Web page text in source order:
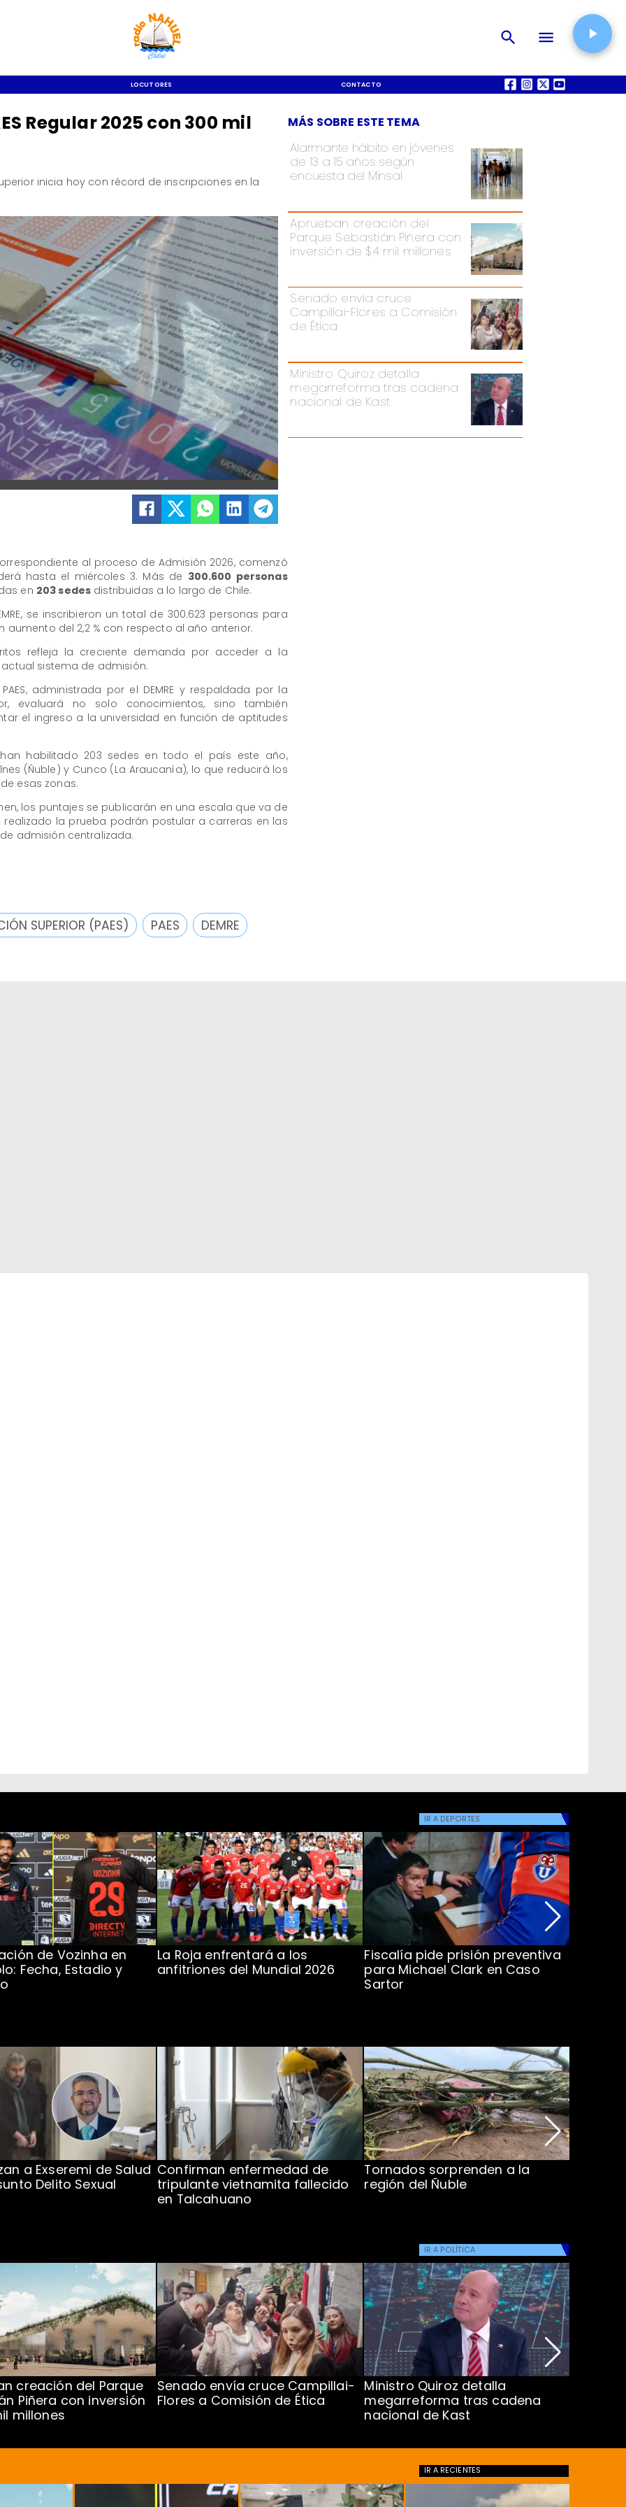
LOCUTORES CONTACTO QUIÉNES SOMOS
Alarmante hábito en jóvenes
de 13 a 15 años según
encuesta del Minsal
Aprueban creación del
Parque Sebastián Piñera con
inversión de $4 mil millones
Senado envía cruce
Campillai-Flores a Comisión
de Ética
Ministro Quiroz detalla
megarreforma tras cadena
nacional de Kast
MÁS SOBRE ESTE TEMA
Regular 2025 con 300 mil
inicia hoy con récord de inscripciones en la
al proceso de Admisión 2026, comenzó
hasta el miércoles 3. Más de 300.600 personas
en 203 sedes distribuidas a lo largo de Chile.
se inscribieron un total de 300.623 personas para
aumento del 2,2 % con respecto al año anterior.
refleja la creciente demanda por acceder a la
sistema de admisión.
administrada por el DEMRE y respaldada por la
evaluará no solo conocimientos, sino también
el ingreso a la universidad en función de aptitudes
habilitado 203 sedes en todo el país este año,
(Ñuble) y Cunco (La Araucanía), lo que reducirá los
esas zonas.
los puntajes se publicarán en una escala que va de
realizado la prueba podrán postular a carreras en las
admisión centralizada.
SUPERIOR (PAES) PAES
DEMRE
IR A DEPORTES
de Vozinha en
Fecha, Estadio y
La Roja enfrentará a los
anfitriones del Mundial 2026
Fiscalía pide prisión preventiva
para Michael Clark en Caso
Sartor
a Exseremi de Salud
Delito Sexual
Confirman enfermedad de
tripulante vietnamita fallecido
en Talcahuano
Tornados sorprenden a la
región del Ñuble
IR A POLÍTICA
creación del Parque
Piñera con inversión
millones
Senado envía cruce Campillai-
Flores a Comisión de Ética
Ministro Quiroz detalla
megarreforma tras cadena
nacional de Kast
IR A RECIENTES